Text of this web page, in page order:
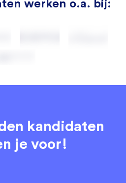
werken o.a. bij:
kandidaten
je voor!